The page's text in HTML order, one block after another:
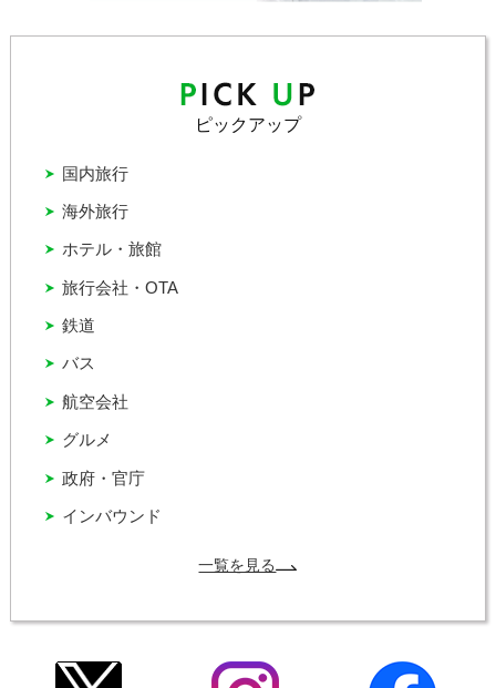
ピックアップ
インバウンド
グルメ
バス
ホテル・旅館
国内旅行
政府・官庁
旅行会社・OTA
海外旅行
航空会社
鉄道
一覧を見る